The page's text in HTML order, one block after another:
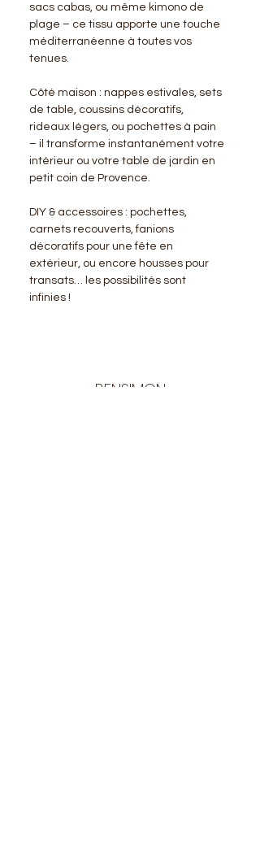
sacs cabas, ou même kimono de
plage – ce tissu apporte une touche
méditerranéenne à toutes vos
tenues.
Côté maison : nappes estivales, sets
de table, coussins décoratifs,
rideaux légers, ou pochettes à pain
– il transforme instantanément votre
intérieur ou votre table de jardin en
petit coin de Provence.
DIY & accessoires : pochettes,
carnets recouverts, fanions
décoratifs pour une fête en
extérieur, ou encore housses pour
transats… les possibilités sont
infinies !
BENSIMON